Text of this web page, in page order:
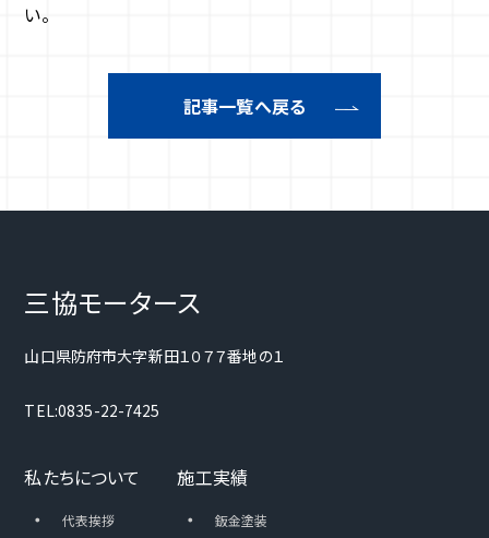
い。
記事一覧へ戻る
三協モータース
山口県防府市大字新田１０７７番地の１
TEL:0835-22-7425
私たちについて
・ 代表挨拶
施工実績
・ 鈑金塗装